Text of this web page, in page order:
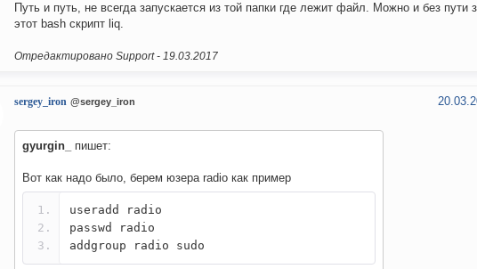
Путь и путь, не всегда запускается из той папки где лежит файл. Можно и без пути
этот bash скрипт liq.
Отредактировано Support - 19.03.2017
sergey_iron @sergey_iron
gyurgin_ пишет:
Вот как надо было, берем юзера radio как пример
useradd radio
passwd radio
addgroup radio sudo